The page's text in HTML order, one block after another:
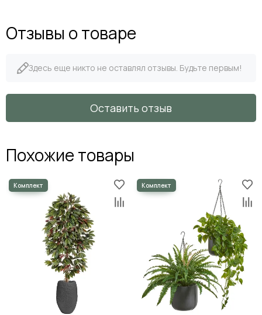
Отзывы о товаре
Здесь еще никто не оставлял отзывы. Будьте первым!
Оставить отзыв
Похожие товары